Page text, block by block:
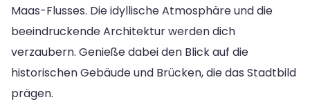
Maas-Flusses. Die idyllische Atmosphäre und die
beeindruckende Architektur werden dich
verzaubern. Genieße dabei den Blick auf die
historischen Gebäude und Brücken, die das Stadtbild
prägen.